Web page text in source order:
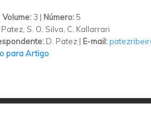
Volume: 3 | Número:5
Patez, S. O. Silva, C. Kallarrari
D. Patez | E-mail:
para Artigo